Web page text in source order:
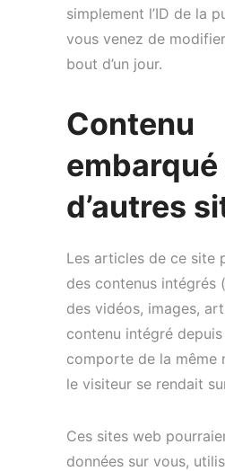
simplement l’ID de la
vous venez de
bout d’un jour.
Contenu
d’autres
Les articles de ce site
des contenus intégrés
des vidéos, images,
contenu intégré depuis
comporte de la même
le visiteur se rendait
Ces sites web
données sur vous,